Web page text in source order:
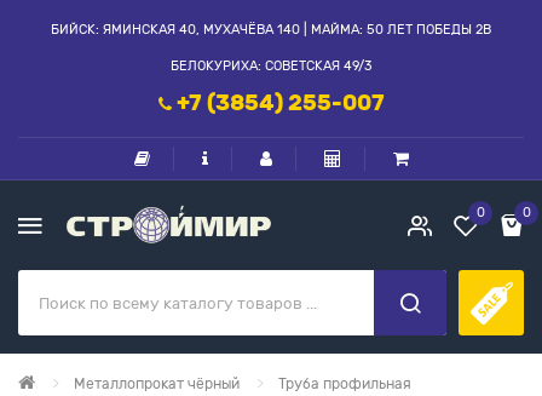
БИЙСК: ЯМИНСКАЯ 40, МУХАЧЁВА 140 | МАЙМА: 50 ЛЕТ ПОБЕДЫ 2В
БЕЛОКУРИХА: СОВЕТСКАЯ 49/3
+7 (3854) 255-007
0 0
Металлопрокат чёрный
Труба профильная